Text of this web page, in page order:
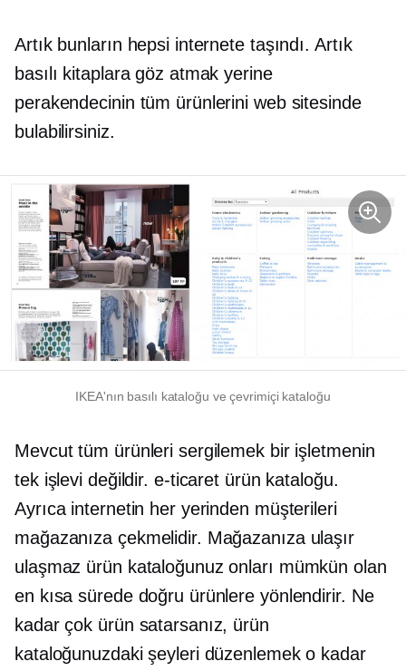
Artık bunların hepsi internete taşındı. Artık
basılı kitaplara göz atmak yerine
perakendecinin tüm ürünlerini web sitesinde
bulabilirsiniz.
IKEA'nın basılı kataloğu ve çevrimiçi kataloğu
Mevcut tüm ürünleri sergilemek bir işletmenin
tek işlevi değildir. e-ticaret ürün kataloğu.
Ayrıca internetin her yerinden müşterileri
mağazanıza çekmelidir. Mağazanıza ulaşır
ulaşmaz ürün kataloğunuz onları mümkün olan
en kısa sürede doğru ürünlere yönlendirir. Ne
kadar çok ürün satarsanız, ürün
kataloğunuzdaki şeyleri düzenlemek o kadar